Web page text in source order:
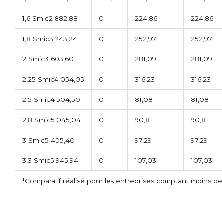
1,6 Smic2 882,88 0 224,86 224,86
1,8 Smic3 243,24 0 252,97 252,97
2 Smic3 603,60 0 281,09 281,09
2,25 Smic4 054,05 0 316,23 316,23
2,5 Smic4 504,50 0 81,08 81,08
2,8 Smic5 045,04 0 90,81 90,81
3 Smic5 405,40 0 97,29 97,29
3,3 Smic5 945,94 0 107,03 107,03
*Comparatif réalisé pour les entreprises comptant moins